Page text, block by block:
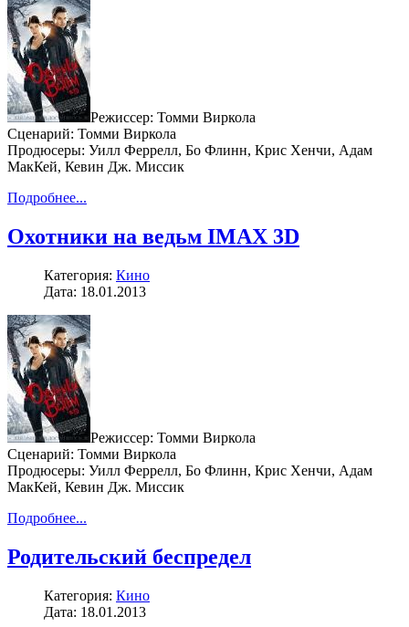
Режиссер: Томми Виркола
Сценарий: Томми Виркола
Продюсеры: Уилл Феррелл, Бо Флинн, Крис Хенчи, Адам
МакКей, Кевин Дж. Миссик
Подробнее...
Охотники на ведьм IMAX 3D
Категория: Кино
Дата: 18.01.2013
Режиссер: Томми Виркола
Сценарий: Томми Виркола
Продюсеры: Уилл Феррелл, Бо Флинн, Крис Хенчи, Адам
МакКей, Кевин Дж. Миссик
Подробнее...
Родительский беспредел
Категория: Кино
Дата: 18.01.2013